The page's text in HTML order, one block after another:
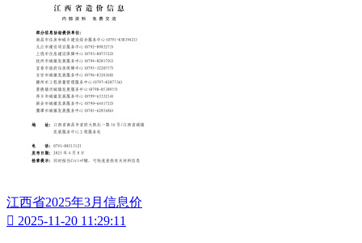
江西省2025年3月信息价
 2025-11-20 11:29:11